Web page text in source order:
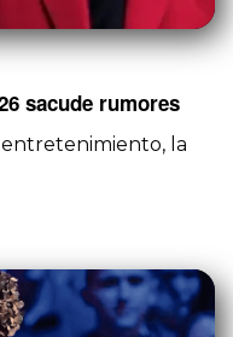
sacude rumores
la